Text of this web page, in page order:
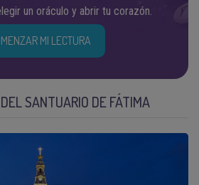
un oráculo y abrir tu corazón.
MI LECTURA
SANTUARIO DE FÁTIMA